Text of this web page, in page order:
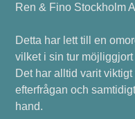
Ren & Fino Stockholm
Detta har lett till en
vilket i sin tur
Det har alltid varit
efterfrågan och
hand.